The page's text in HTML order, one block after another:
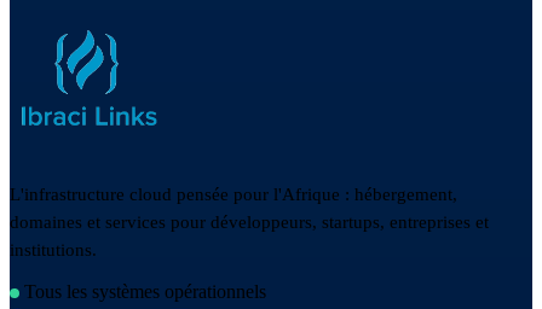
L'infrastructure cloud pensée pour l'Afrique : hébergement,
domaines et services pour développeurs, startups, entreprises et
institutions.
Tous les systèmes opérationnels